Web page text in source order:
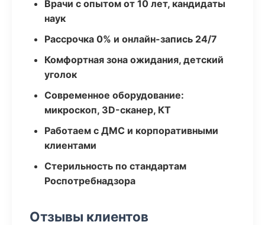
Врачи с опытом от 10 лет, кандидаты
наук
Рассрочка 0% и онлайн-запись 24/7
Комфортная зона ожидания, детский
уголок
Современное оборудование:
микроскоп, 3D-сканер, КТ
Работаем с ДМС и корпоративными
клиентами
Стерильность по стандартам
Роспотребнадзора
Отзывы клиентов